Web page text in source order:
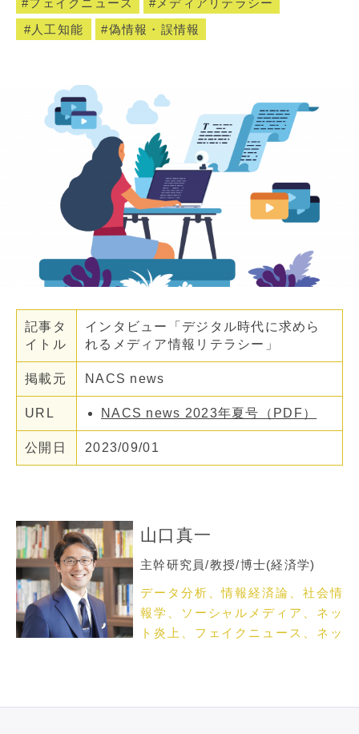
フェイクニュース
メディアリテラシー
人工知能
偽情報・誤情報
記事タ
イトル
インタビュー「デジタル時代に求めら
れるメディア情報リテラシー」
掲載元 NACS news
URL NACS news 2023年夏号（PDF）
公開日 2023/09/01
山口真一
主幹研究員/教授/博士(経済学)
データ分析、情報経済論、社会情
報学、ソーシャルメディア、ネッ
ト炎上、フェイクニュース、ネッ